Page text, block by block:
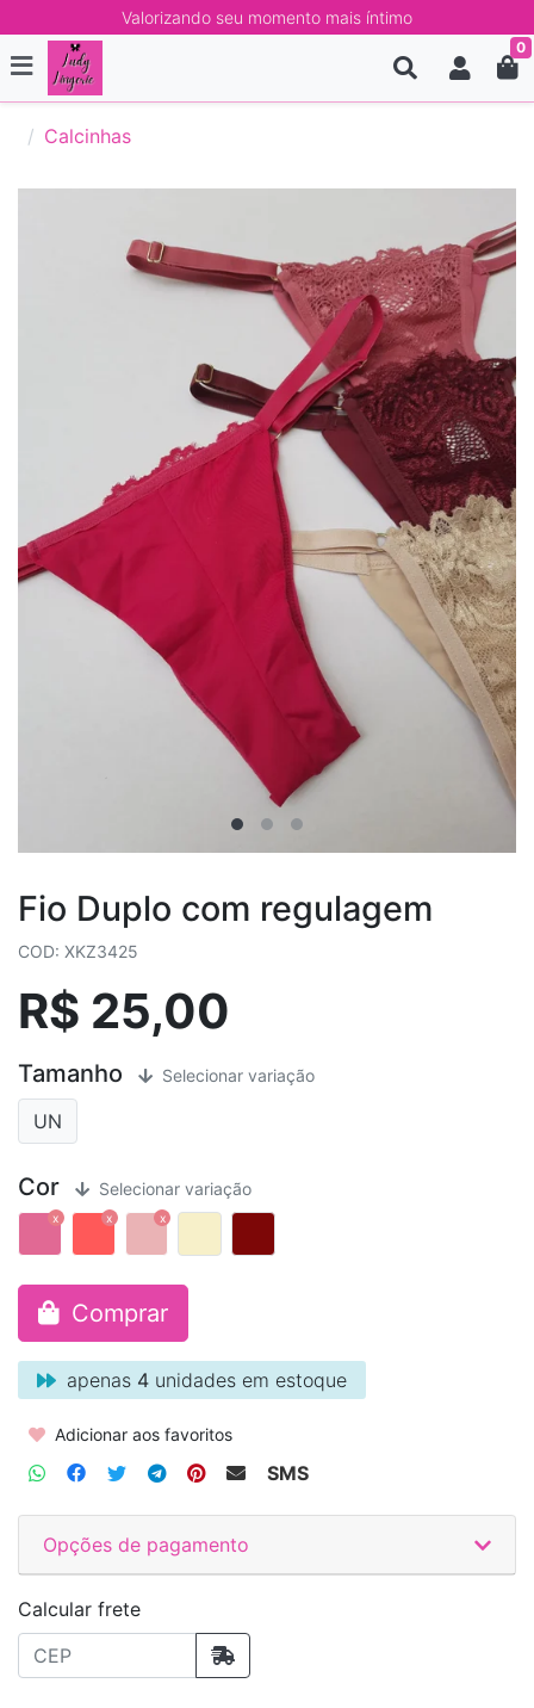
Valorizando seu momento mais íntimo
0
Calcinhas
Fio Duplo com regulagem
COD: XKZ3425
R$ 25,00
Tamanho Selecionar variação
UN
Cor Selecionar variação
Comprar
apenas 4 unidades em estoque
Adicionar aos favoritos
SMS
Opções de pagamento
Calcular frete